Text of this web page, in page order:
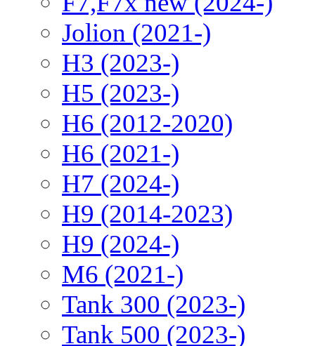
Jolion (2021-)
H3 (2023-)
H5 (2023-)
H6 (2012-2020)
H6 (2021-)
H7 (2024-)
H9 (2014-2023)
H9 (2024-)
M6 (2021-)
Tank 300 (2023-)
Tank 500 (2023-)